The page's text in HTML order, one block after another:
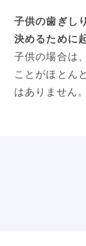
子供の歯ぎし
決めるために
子供の場合は
ことがほとん
はありません。